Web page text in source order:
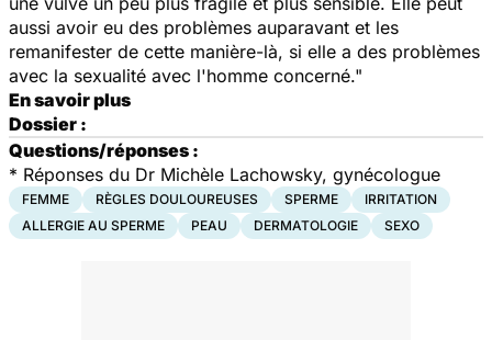
aussi avoir eu des problèmes auparavant et les
remanifester de cette manière-là, si elle a des problèmes
avec la sexualité avec l'homme concerné."
En savoir plus
Dossier :
Questions/réponses :
* Réponses du Dr Michèle Lachowsky, gynécologue
FEMME RÈGLES DOULOUREUSES SPERME
IRRITATION
ALLERGIE AU SPERME
PEAU DERMATOLOGIE SEXO